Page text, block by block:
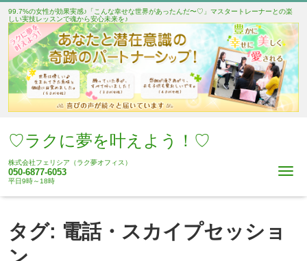
99.7%の女性が効果実感♪「こんな幸せな世界があったんだ〜♡」マスタートレーナーとの楽
しい実技レッスンで魂から安心未来を♪
♡ラクに夢を叶えよう！♡
株式会社フェリシア（ラク夢オフィス）
050-6877-6053
平日9時～18時
タグ: 電話・スカイプセッショ